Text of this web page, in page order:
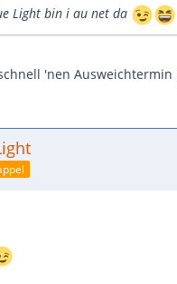
Light bin i au net da
'nen Ausweichtermin